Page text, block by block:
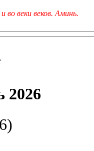
веки веков. Аминь.
2026